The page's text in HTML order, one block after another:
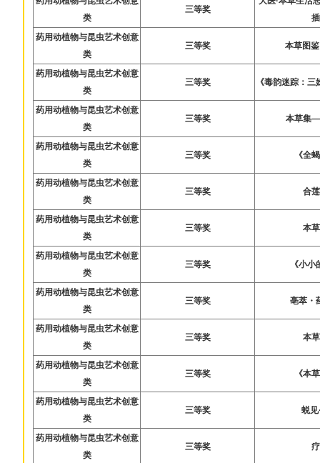
类
三等奖
药用动植物与昆虫艺术创意
类
三等奖 本草图
药用动植物与昆虫艺术创意
类
三等奖 《毒韵迷踪：
药用动植物与昆虫艺术创意
类
三等奖 本草集
药用动植物与昆虫艺术创意
类
三等奖 《全
药用动植物与昆虫艺术创意
类
三等奖 合
药用动植物与昆虫艺术创意
类
三等奖 本
药用动植物与昆虫艺术创意
类
三等奖 《小
药用动植物与昆虫艺术创意
类
三等奖 亳萃・
药用动植物与昆虫艺术创意
类
三等奖 本
药用动植物与昆虫艺术创意
类
三等奖 《本
药用动植物与昆虫艺术创意
类
三等奖 蜕见
药用动植物与昆虫艺术创意
类
三等奖